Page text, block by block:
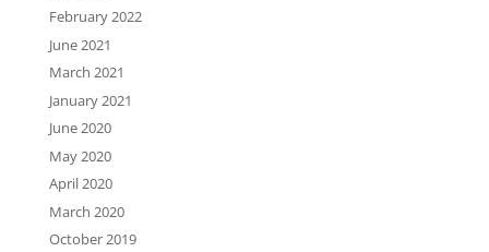
February 2022
June 2021
March 2021
January 2021
June 2020
May 2020
April 2020
March 2020
October 2019